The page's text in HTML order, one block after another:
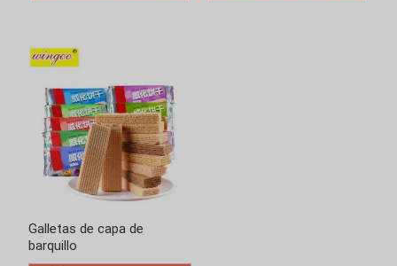
Galletas de capa de
barquillo